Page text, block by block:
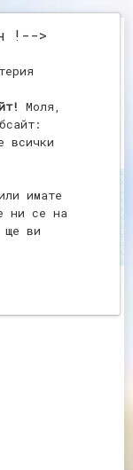
!-->
Моля,
всички
имате
ни се на
ще ви